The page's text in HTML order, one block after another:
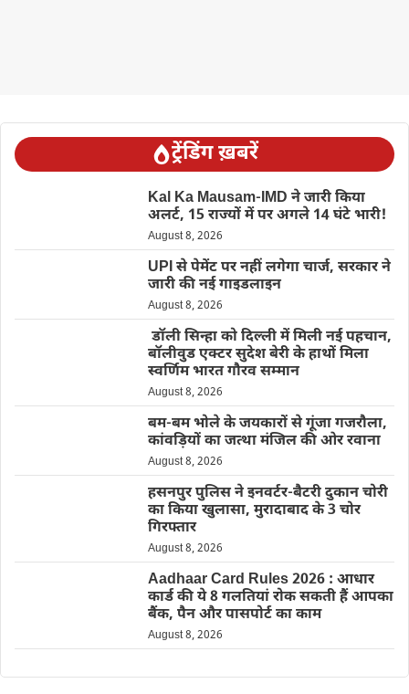
ट्रेंडिंग ख़बरें
Kal Ka Mausam-IMD ने जारी किया
अलर्ट, 15 राज्यों में पर अगले 14 घंटे भारी!
August 8, 2026
UPI से पेमेंट पर नहीं लगेगा चार्ज, सरकार ने
जारी की नई गाइडलाइन
August 8, 2026
डॉली सिन्हा को दिल्ली में मिली नई पहचान,
बॉलीवुड एक्टर सुदेश बेरी के हाथों मिला
स्वर्णिम भारत गौरव सम्मान
August 8, 2026
बम-बम भोले के जयकारों से गूंजा गजरौला,
कांवड़ियों का जत्था मंजिल की ओर रवाना
August 8, 2026
हसनपुर पुलिस ने इनवर्टर-बैटरी दुकान चोरी
का किया खुलासा, मुरादाबाद के 3 चोर
गिरफ्तार
August 8, 2026
Aadhaar Card Rules 2026 : आधार
कार्ड की ये 8 गलतियां रोक सकती हैं आपका
बैंक, पैन और पासपोर्ट का काम
August 8, 2026